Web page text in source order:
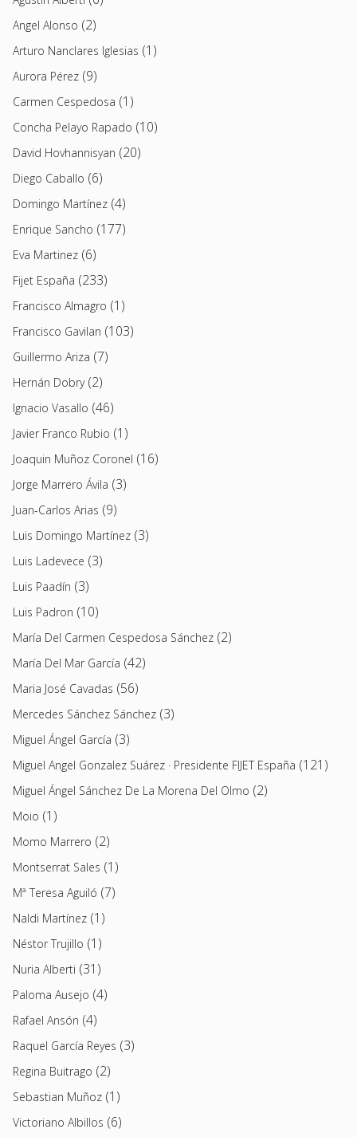
Angel Alonso (2)
Arturo Nanclares Iglesias (1)
Aurora Pérez (9)
Carmen Cespedosa (1)
Concha Pelayo Rapado (10)
David Hovhannisyan (20)
Diego Caballo (6)
Domingo Martínez (4)
Enrique Sancho (177)
Eva Martinez (6)
Fijet España (233)
Francisco Almagro (1)
Francisco Gavilan (103)
Guillermo Ariza (7)
Hernán Dobry(2)
Ignacio Vasallo (46)
Javier Franco Rubio (1)
Joaquin Muñoz Coronel (16)
Jorge Marrero Ávila (3)
Juan-Carlos Arias (9)
Luis Domingo Martínez (3)
Luis Ladevece (3)
Luis Paadín (3)
Luis Padron (10)
María Del Carmen Cespedosa Sánchez (2)
María Del Mar García (42)
Maria José Cavadas (56)
Mercedes Sánchez Sánchez (3)
Miguel Ángel García (3)
Miguel Angel Gonzalez Suárez · Presidente FIJET España (121)
Miguel Ángel Sánchez De La Morena Del Olmo (2)
Moio (1)
Momo Marrero (2)
Montserrat Sales (1)
Mª Teresa Aguiló (7)
Naldi Martínez (1)
Néstor Trujillo (1)
Nuria Alberti (31)
Paloma Ausejo (4)
Rafael Ansón (4)
Raquel García Reyes (3)
Regina Buitrago (2)
Sebastian Muñoz (1)
Victoriano Albillos (6)